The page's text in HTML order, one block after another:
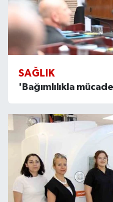
SAĞLIK
'Bağımlılıkla